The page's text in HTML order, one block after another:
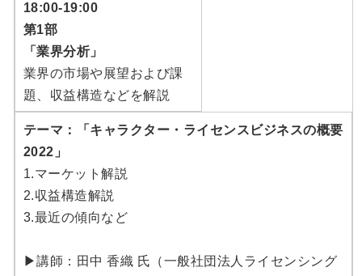
18:00-19:00
第1部
「業界分析」
業界の市場や展望および課
題、収益構造などを解説
テーマ：「キャラクター・ライセンスビジネスの概要
2022」
1.マーケット解説
2.収益構造解説
3.最近の傾向など
▶講師：田中 香織 氏（一般社団法人ライセンシング